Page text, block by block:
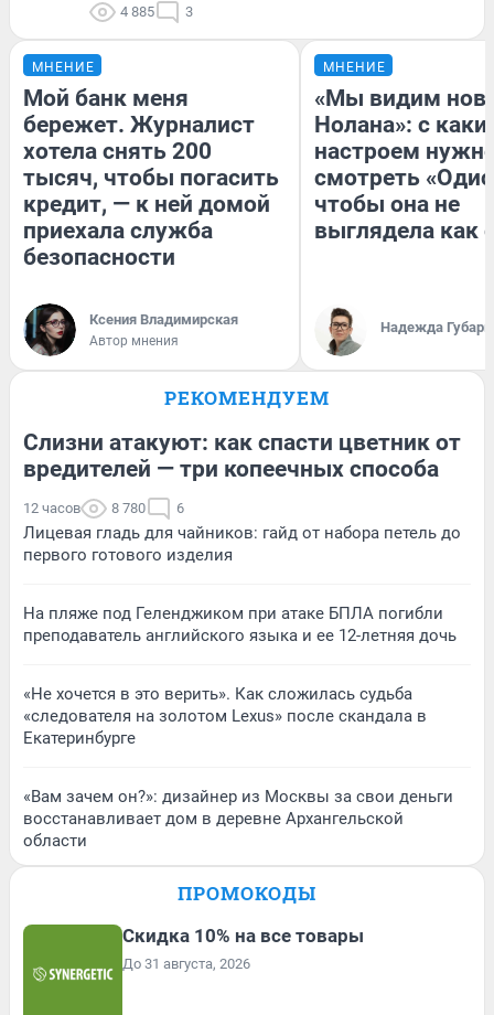
4 885 3
МНЕНИЕ
Мой банк меня
бережет. Журналист
хотела снять 200
тысяч, чтобы погасить
кредит, — к ней домой
приехала служба
безопасности
Ксения Владимирская
Автор мнения
МНЕНИЕ
«Мы видим
Нолана»: с
настроем
смотреть
чтобы она не
выглядела как
Надежда Губарь
РЕКОМЕНДУЕМ
Слизни атакуют: как спасти цветник от
вредителей — три копеечных способа
12 часов 8 780 6
Лицевая гладь для чайников: гайд от набора петель до
первого готового изделия
На пляже под Геленджиком при атаке БПЛА погибли
преподаватель английского языка и ее 12-летняя дочь
«Не хочется в это верить». Как сложилась судьба
«следователя на золотом Lexus» после скандала в
Екатеринбурге
«Вам зачем он?»: дизайнер из Москвы за свои деньги
восстанавливает дом в деревне Архангельской
области
ПРОМОКОДЫ
Скидка 10% на все товары
До 31 августа, 2026